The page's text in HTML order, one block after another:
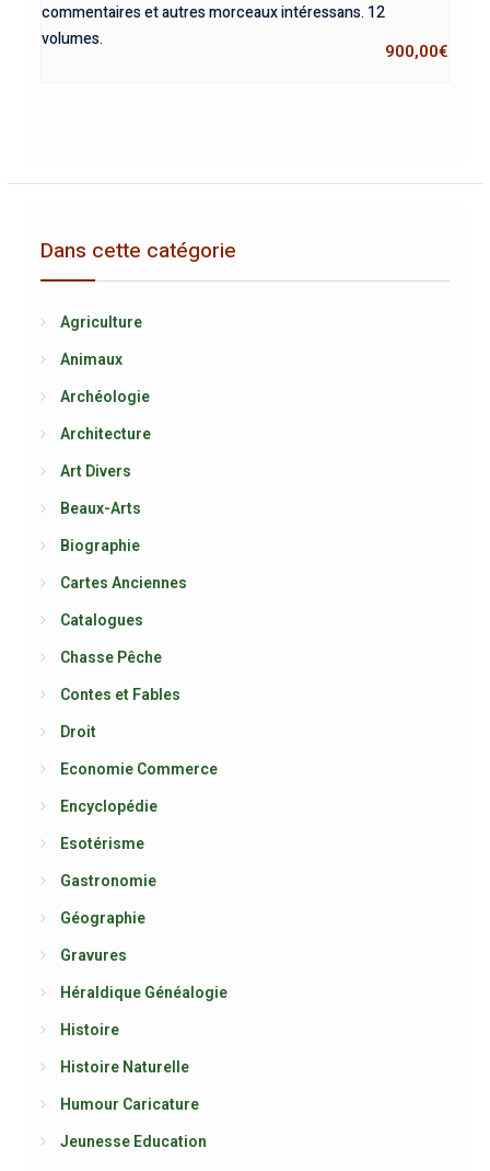
commentaires et autres morceaux intéressans. 12
volumes.
900,00€
Dans cette catégorie
Agriculture
Animaux
Archéologie
Architecture
Art Divers
Beaux-Arts
Biographie
Cartes Anciennes
Catalogues
Chasse Pêche
Contes et Fables
Droit
Economie Commerce
Encyclopédie
Esotérisme
Gastronomie
Géographie
Gravures
Héraldique Généalogie
Histoire
Histoire Naturelle
Humour Caricature
Jeunesse Education